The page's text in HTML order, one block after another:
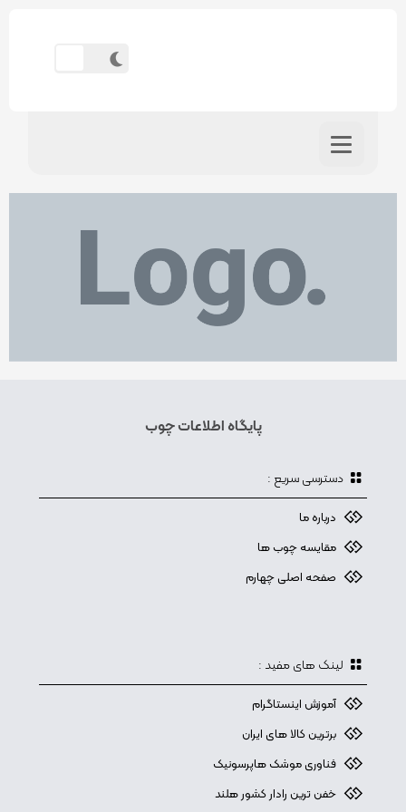
پایگاه اطلاعات چوب
دسترسی سریع :
درباره ما
مقایسه چوب ها
صفحه اصلی چهارم
لینک های مفید :
آموزش اینستاگرام
برترین کالا های ایران
فناوری موشک هاپرسونیک
خفن ترین رادار کشور هلند